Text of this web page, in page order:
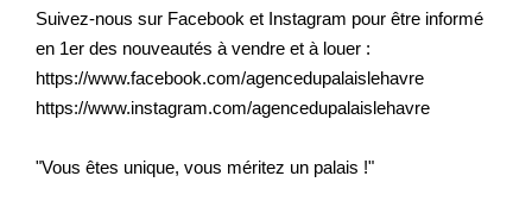
Suivez-nous sur Facebook et Instagram pour être informé
en 1er des nouveautés à vendre et à louer :
https://www.facebook.com/agencedupalaislehavre
https://www.instagram.com/agencedupalaislehavre
"Vous êtes unique, vous méritez un palais !"